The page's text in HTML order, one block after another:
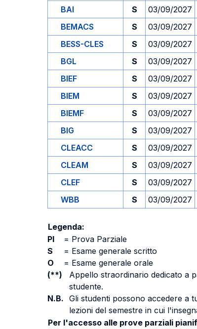
BAI
S 03/09/2027
BEMACS
S 03/09/2027
BESS-CLES
S 03/09/2027
BGL
S 03/09/2027
BIEF
S 03/09/2027
BIEM
S 03/09/2027
BIEMF
S 03/09/2027
BIG
S 03/09/2027
CLEACC
S 03/09/2027
CLEAM
S 03/09/2027
CLEF
S 03/09/2027
WBB
S 03/09/2027
Legenda:
PI
= Prova Parziale
S
= Esame generale scritto
O
= Esame generale orale
(**)
Appello straordinario dedicato a
studente.
N.B. Gli studenti possono accedere a
lezioni del semestre in cui
Per l'accesso alle prove parziali